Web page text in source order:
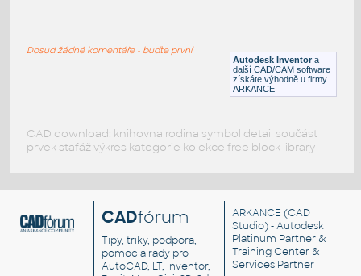
Lego 32140-DkBlue
Autodesk Inventor a
další CAD/CAM software
získáte výhodně u firmy
ARKANCE
Dosud žádné komentáře - buďte první
CAD download: knihovna rodina symbol detail součást
prvek stafáž výkres kategorie kolekce free block library
CADfórum
Tipy, triky, podpora,
pomoc a rady pro
AutoCAD, LT, Inventor,
ARKANCE (CAD
Studio) - Autodesk
Platinum Partner &
Training Center &
Services Partner